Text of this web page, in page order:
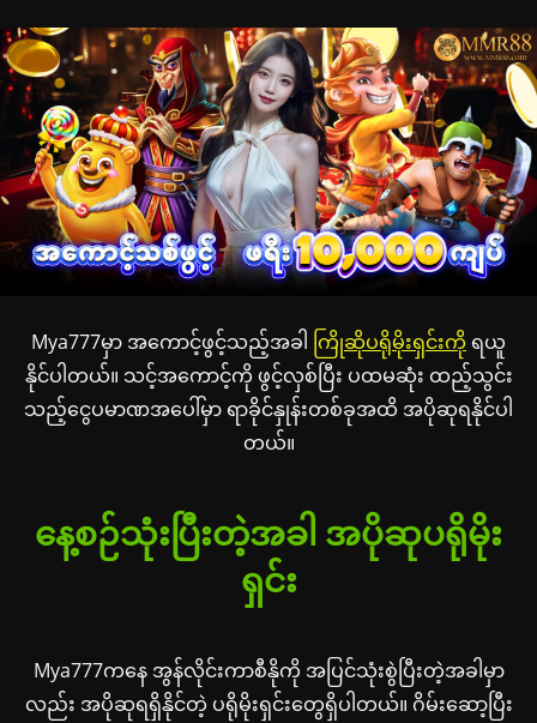
Mya777မှာ အကောင့်ဖွင့်သည့်အခါ ကြိုဆိုပရိုမိုးရှင်းကို ရယူ
နိုင်ပါတယ်။ သင့်အကောင့်ကို ဖွင့်လှစ်ပြီး ပထမဆုံး ထည့်သွင်း
သည့်ငွေပမာဏအပေါ်မှာ ရာခိုင်နှုန်းတစ်ခုအထိ အပိုဆုရနိုင်ပါ
တယ်။
နေ့စဉ်သုံးပြီးတဲ့အခါ အပိုဆုပရိုမိုး
ရှင်း
Mya777ကနေ အွန်လိုင်းကာစီနိုကို အပြင်သုံးစွဲပြီးတဲ့အခါမှာ
လည်း အပိုဆုရရှိနိုင်တဲ့ ပရိုမိုးရှင်းတွေရှိပါတယ်။ ဂိမ်းဆော့ပြီး